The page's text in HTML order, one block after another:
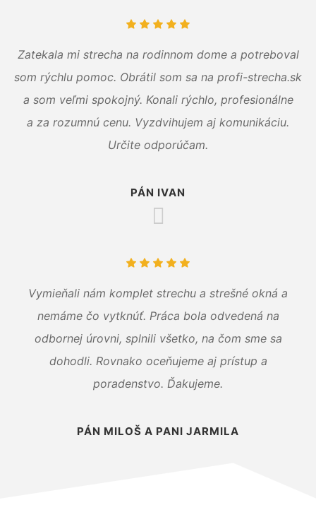
Zatekala mi strecha na rodinnom dome a potreboval
som rýchlu pomoc. Obrátil som sa na profi-strecha.sk
a som veľmi spokojný. Konali rýchlo, profesionálne
a za rozumnú cenu. Vyzdvihujem aj komunikáciu.
Určite odporúčam.
PÁN IVAN
Vymieňali nám komplet strechu a strešné okná a
nemáme čo vytknúť. Práca bola odvedená na
odbornej úrovni, splnili všetko, na čom sme sa
dohodli. Rovnako oceňujeme aj prístup a
poradenstvo. Ďakujeme.
PÁN MILOŠ A PANI JARMILA